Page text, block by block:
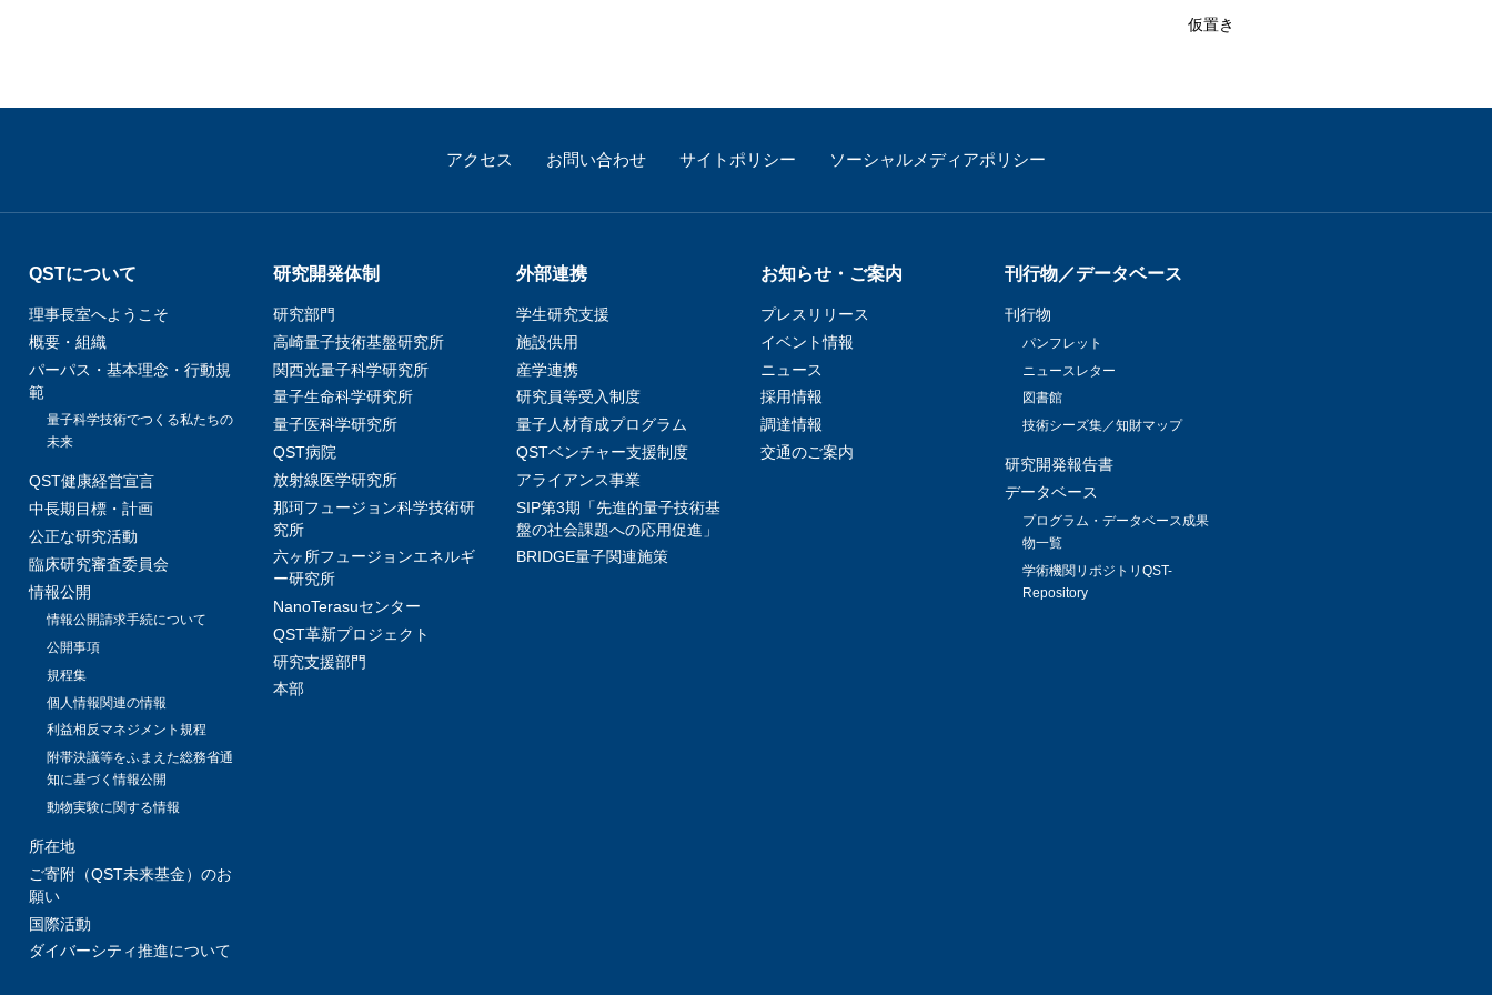
仮置き
アクセス お問い合わせ サイトポリシー ソーシャルメディアポリシー
QSTについて
理事長室へようこそ
概要・組織
パーパス・基本理念・行動規
範
量子科学技術でつくる私たちの
未来
QST健康経営宣言
中長期目標・計画
公正な研究活動
臨床研究審査委員会
情報公開
情報公開請求手続について
公開事項
規程集
個人情報関連の情報
利益相反マネジメント規程
附帯決議等をふまえた総務省通
知に基づく情報公開
動物実験に関する情報
所在地
ご寄附（QST未来基金）のお
願い
国際活動
ダイバーシティ推進について
研究開発体制
研究部門
高崎量子技術基盤研究所
関西光量子科学研究所
量子生命科学研究所
量子医科学研究所
QST病院
放射線医学研究所
那珂フュージョン科学技術研
究所
六ヶ所フュージョンエネルギ
ー研究所
NanoTerasuセンター
QST革新プロジェクト
研究支援部門
本部
外部連携
学生研究支援​
施設供用
産学連携
研究員等受入制度
量子人材育成プログラム
QSTベンチャー支援制度
アライアンス事業
SIP第3期「先進的量子技術基
盤の社会課題への応用促進」
BRIDGE量子関連施策
お知らせ・ご案内
プレスリリース
イベント情報
ニュース
採用情報
調達情報
交通のご案内
刊行物／データベース
刊行物
パンフレット
ニュースレター
図書館
技術シーズ集／知財マップ
研究開発報告書
データベース
プログラム・データベース成果
物一覧
学術機関リポジトリQST-
Repository